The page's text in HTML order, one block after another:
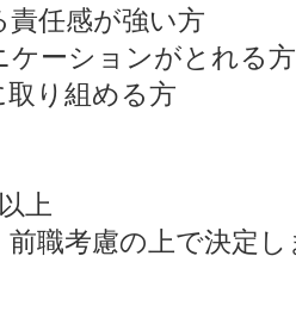
責任感が強い方
ケーションがとれる方
取り組める方
上
職考慮の上で決定し